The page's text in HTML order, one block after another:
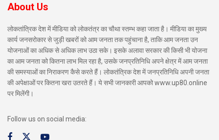
About Us
लोकतांत्रिक देश में मीडिया को लोकतंत्र का चौथा स्तम्भ कहा जाता है। मीडिया का मुख्य
कार्य जनसरोकार से जुड़ी खबरों को आम जनता तक पहुंचाना है, ताकि आम जनता उन
योजनाओं का अधिक से अधिक लाभ उठा सके। इसके अलावा सरकार की किसी भी योजना
का आम जनता को कितना लाभ मिल रहा है, उसके जनप्रतिनिधि अपने क्षेत्र में आम जनता
की समस्याओं का निराकरण कैसे करते हैं। लोकतंत्रिक देश में जनप्रतिनिधि अपनी जनता
की अपेक्षाओं पर कितना खरा उतरते हैं। ये सभी जानकारी आपको www.up80.online
पर मिलेंगी।
Follow us on social media: